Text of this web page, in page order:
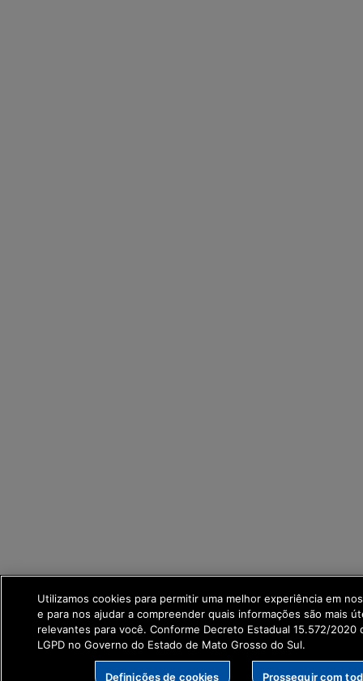
Utilizamos cookies para permitir uma melhor experiência em
e para nos ajudar a compreender quais informações são mais
relevantes para você. Conforme Decreto Estadual 15.572/2020
LGPD no Governo do Estado de Mato Grosso do Sul.
Definições de cookies Prosseguir com